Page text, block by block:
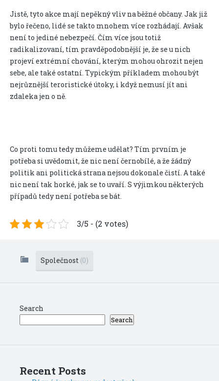
Jistě, tyto akce mají nepěkný vliv na běžné občany. Jak již
bylo řečeno, lidé se takto mnohem více rozhádají. Avšak
není to jediné nebezpečí. Čím více jsou totiž
radikalizovaní, tím pravděpodobnější je, že se u nich
projeví extrémní chování, kterým mohou ohrozit nejen
sebe, ale také ostatní. Typickým příkladem mohou být
nejrůznější teroristické útoky, i když nemusí jít ani
zdaleka jen o ně.
Co proti tomu tedy můžeme udělat? Tím prvním je
potřeba si uvědomit, že nic není černobílé, a že žádný
politik ani politická strana nejsou dokonale čistí. A také
nic není tak horké, jak se to uvaří. S výjimkou některých
případů tedy není potřeba se bát.
3/5 - (2 votes)
Společnost (0)
Search
Search
Recent Posts